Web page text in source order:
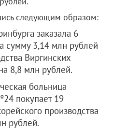
следующим образом:
заказала 6
сумму 3,14 млн рублей
Виргинских
8,8 млн рублей.
больница
покупает 19
производства
рублей.